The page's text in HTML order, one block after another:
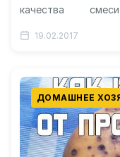
качества
приготовление
19.02.2017
ДОМАШНЕЕ